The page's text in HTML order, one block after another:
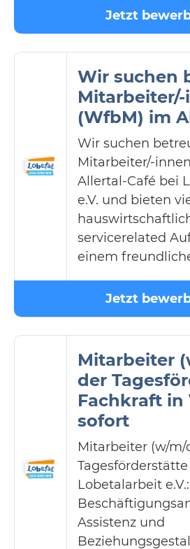
Jetzt
Wir suchen
(WfbM) im
Wir suchen
Mitarbeiter/-
Allertal-Café bei
e.V. und bieten
servicerelated
einem
Jetzt
Mitarbeiter
der
Fachkraft in
sofort
Mitarbeiter (w/m/
Lobetalarbeit
Assistenz und